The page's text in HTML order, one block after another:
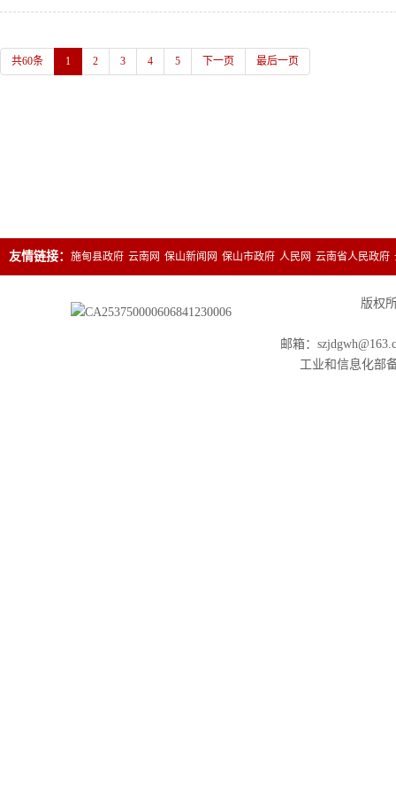
共60条 1 2 3 4 5 下一页 最后一页
友情链接： 施甸县政府 云南网 保山新闻网 保山市政府 人民网 云南省人民政府
版权
邮箱：
工业和信息化部